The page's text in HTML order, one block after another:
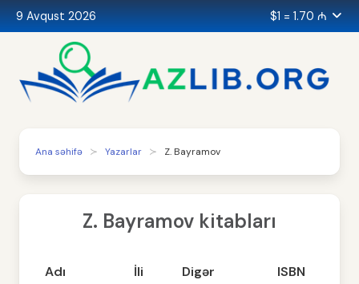
9 Avqust 2026 $1 = 1.70 ₼
Ana səhifə Yazarlar Z. Bayramov
Z. Bayramov kitabları
Adı İli
Digər
ISBN